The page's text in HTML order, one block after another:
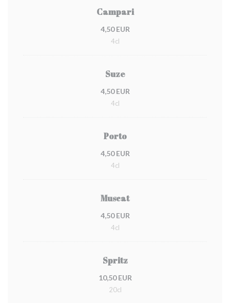
Campari
4,50 EUR
4cl
Suze
4,50 EUR
4cl
Porto
4,50 EUR
4cl
Muscat
4,50 EUR
4cl
Spritz
10,50 EUR
20cl